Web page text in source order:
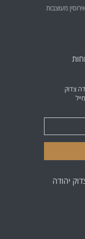
מעוצבות
צדוק
יהודה